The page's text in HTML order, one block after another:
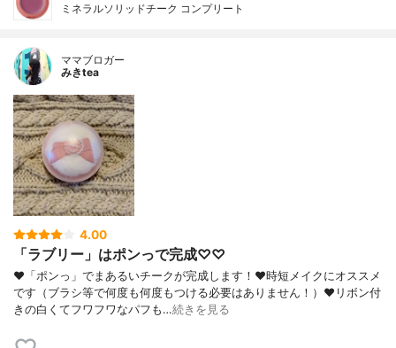
ミネラルソリッドチーク コンプリート
ママブロガー
みきtea
4.00
「ラブリー」はポンっで完成♡♡
❤︎「ポンっ」でまあるいチークが完成します！❤︎時短メイクにオススメ
です（ブラシ等で何度も何度もつける必要はありません！）❤︎リボン付
きの白くてフワフワなパフも…続きを見る